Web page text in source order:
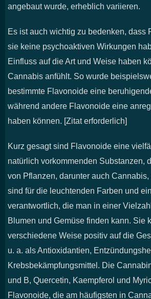
angebaut wurde, erheblich variieren.
Es ist auch wichtig zu bedenken, dass
sie keine psychoaktiven Wirkungen
Einfluss auf die Art und Weise haben
Cannabis anfühlt. So wurde
bestimmte Flavonoide eine
während andere Flavonoide eine
haben können. [Zitat erforderlich]
Kurz gesagt sind Flavonoide eine
natürlich vorkommenden Substanzen,
von Pflanzen, darunter auch
sind für die leuchtenden Farben und
verantwortlich, die man in einer
Blumen und Gemüse finden kann. Sie
verschiedene Weise positiv auf die
u. a. als Antioxidantien,
Krebsbekämpfungsmittel. Die
und B, Quercetin, Kaempferol und
Flavonoide, die am häufigsten in